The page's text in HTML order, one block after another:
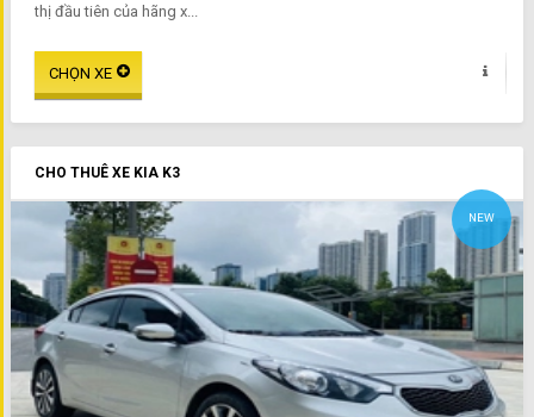
thị đầu tiên của hãng x...
CHO THUÊ XE KIA K3
NEW